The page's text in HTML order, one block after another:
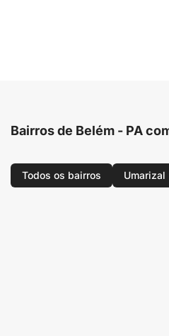
Bairros de Belém - PA
Todos os bairros Umarizal